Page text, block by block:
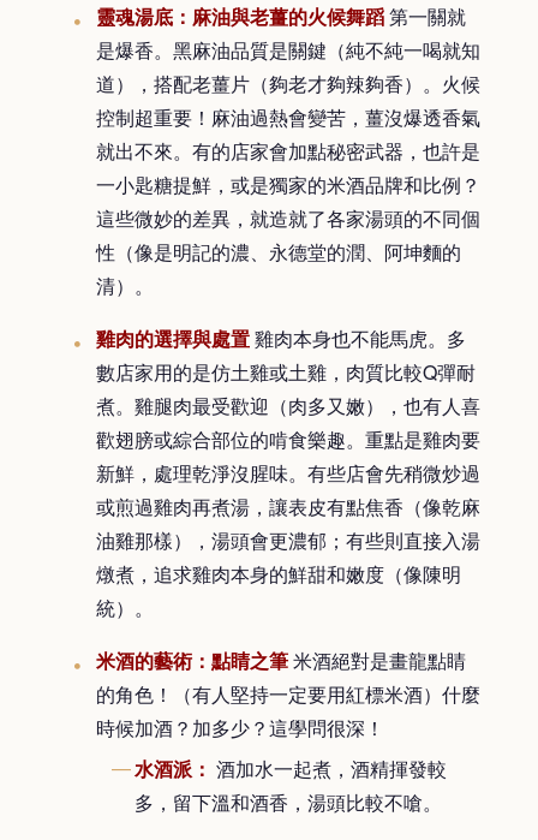
靈魂湯底：麻油與老薑的火候舞蹈第一關就
是爆香。黑麻油品質是關鍵（純不純一喝就知
道），搭配老薑片（夠老才夠辣夠香）。火候
控制超重要！麻油過熱會變苦，薑沒爆透香氣
就出不來。有的店家會加點秘密武器，也許是
一小匙糖提鮮，或是獨家的米酒品牌和比例？
這些微妙的差異，就造就了各家湯頭的不同個
性（像是明記的濃、永德堂的潤、阿坤麵的
清）。
雞肉的選擇與處置雞肉本身也不能馬虎。多
數店家用的是仿土雞或土雞，肉質比較Q彈耐
煮。雞腿肉最受歡迎（肉多又嫩），也有人喜
歡翅膀或綜合部位的啃食樂趣。重點是雞肉要
新鮮，處理乾淨沒腥味。有些店會先稍微炒過
或煎過雞肉再煮湯，讓表皮有點焦香（像乾麻
油雞那樣），湯頭會更濃郁；有些則直接入湯
燉煮，追求雞肉本身的鮮甜和嫩度（像陳明
統）。
米酒的藝術：點睛之筆米酒絕對是畫龍點睛
的角色！（有人堅持一定要用紅標米酒）什麼
時候加酒？加多少？這學問很深！
水酒派： 酒加水一起煮，酒精揮發較
多，留下溫和酒香，湯頭比較不嗆。